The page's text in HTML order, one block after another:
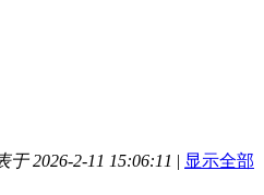
于 2026-2-11 15:06:11 | 显示全部